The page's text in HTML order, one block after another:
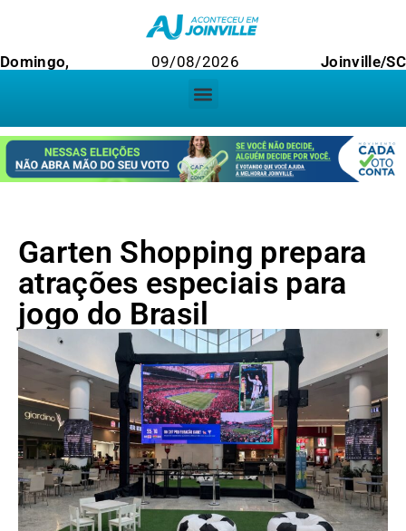
Domingo, 09/08/2026 Joinville/SC
Garten Shopping prepara
atrações especiais para
jogo do Brasil